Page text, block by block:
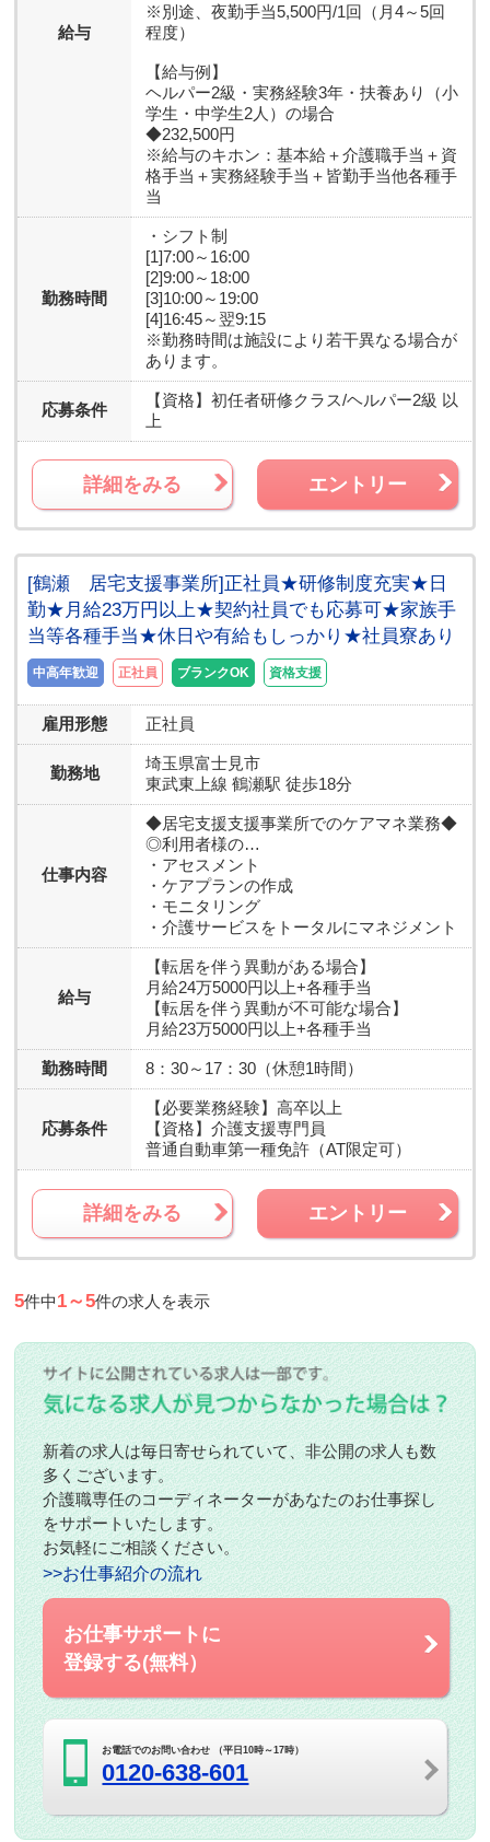
給与
※別途、夜勤手当5,500円/1回（月4～5回
程度）
【給与例】
ヘルパー2級・実務経験3年・扶養あり（小
学生・中学生2人）の場合
◆232,500円
※給与のキホン：基本給＋介護職手当＋資
格手当＋実務経験手当＋皆勤手当他各種手
当
勤務時間
・シフト制
[1]7:00～16:00
[2]9:00～18:00
[3]10:00～19:00
[4]16:45～翌9:15
※勤務時間は施設により若干異なる場合が
あります。
応募条件
【資格】 初任者研修クラス/ヘルパー2級 以
上
詳細をみる エントリー
[鶴瀬 居宅支援事業所]正社員★研修制度充実★日
勤★月給23万円以上★契約社員でも応募可★家族手
当等各種手当★休日や有給もしっかり★社員寮あり
中高年歓迎 正社員 ブランクOK 資格支援
雇用形態 正社員
勤務地
埼玉県富士見市
東武東上線 鶴瀬駅 徒歩18分
仕事内容
◆居宅支援支援事業所でのケアマネ業務◆
◎利用者様の…
・アセスメント
・ケアプランの作成
・モニタリング
・介護サービスをトータルにマネジメント
給与
【転居を伴う異動がある場合】
月給24万5000円以上+各種手当
【転居を伴う異動が不可能な場合】
月給23万5000円以上+各種手当
勤務時間 8：30～17：30（休憩1時間）
応募条件
【必要業務経験】 高卒以上
【資格】 介護支援専門員
普通自動車第一種免許（AT限定可）
詳細をみる エントリー
5件中1～5件の求人を表示
新着の求人は毎日寄せられていて、非公開の求人も数
多くございます。
介護職専任のコーディネーターがあなたのお仕事探し
をサポートいたします。
お気軽にご相談ください。
>>お仕事紹介の流れ
お仕事サポートに
登録する(無料）
お電話でのお問い合わせ （平日10時～17時）
0120-638-601